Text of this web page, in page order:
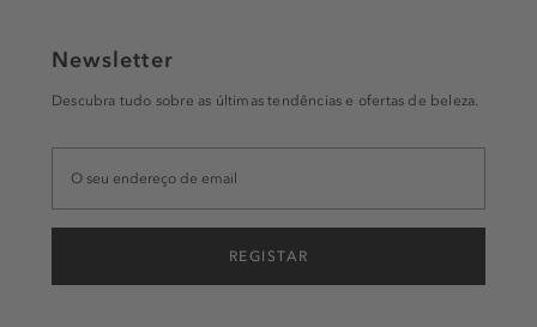
Newsletter
Descubra tudo sobre as últimas tendências e ofertas de beleza.
REGISTAR